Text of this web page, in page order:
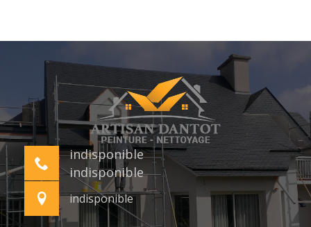
indisponible
indisponible
indisponible